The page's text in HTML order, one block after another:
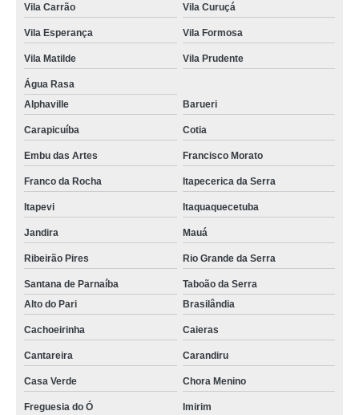
Vila Carrão Vila Curuçá
Vila Esperança Vila Formosa
Vila Matilde Vila Prudente
Água Rasa
Alphaville
Barueri
Carapicuíba Cotia
Embu das Artes Francisco Morato
Franco da Rocha Itapecerica da Serra
Itapevi Itaquaquecetuba
Jandira Mauá
Ribeirão Pires Rio Grande da Serra
Santana de Parnaíba
Taboão da Serra
Alto do Pari
Brasilândia
Cachoeirinha Caieras
Cantareira Carandiru
Casa Verde Chora Menino
Freguesia do Ó Imirim